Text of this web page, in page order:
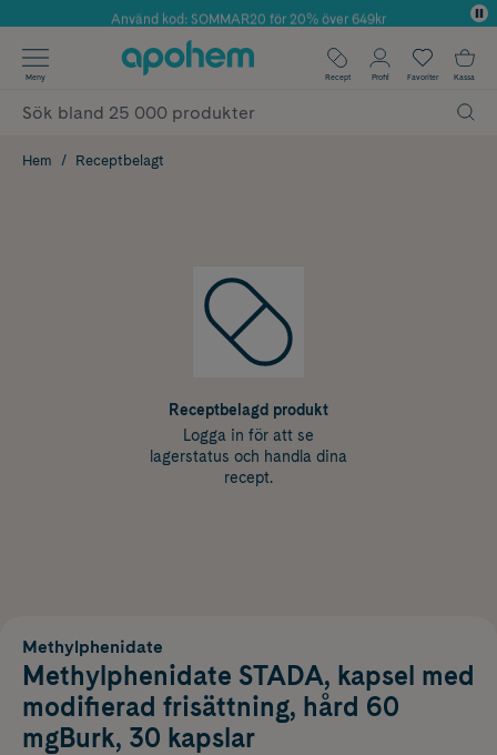
Årets Butik 2025 inom Skönhet
Använd kod: SOMMAR20 för 20% över 649kr
✓ Fri frakt
✓ Poäng på alla köp*
Meny Recept Profil Favoriter Kassa
Hem Receptbelagt
Receptbelagd produkt
Logga in för att se
lagerstatus och handla dina
recept.
Methylphenidate
Methylphenidate STADA, kapsel med
modifierad frisättning, hård 60
mgBurk, 30 kapslar